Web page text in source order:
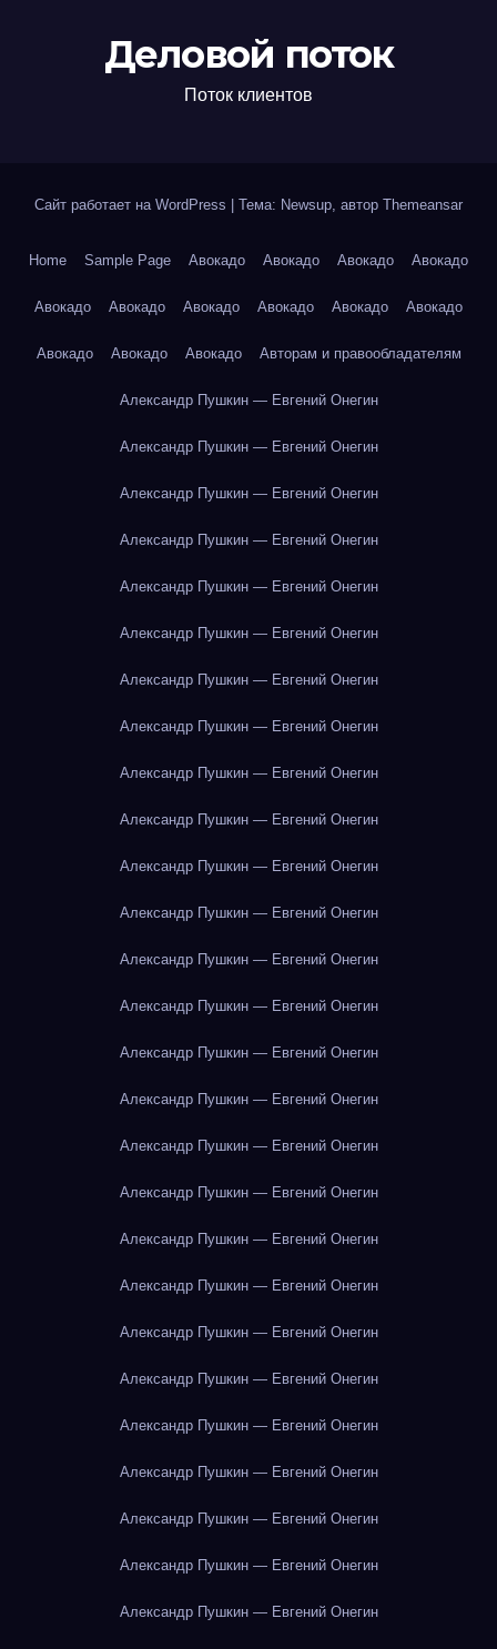
Деловой поток
Поток клиентов
Сайт работает на WordPress Тема: Newsup, автор Themeansar
Home Sample Page Авокадо Авокадо Авокадо Авокадо
Авокадо Авокадо Авокадо Авокадо Авокадо Авокадо
Авокадо Авокадо Авокадо Авторам и правообладателям
Александр Пушкин — Евгений Онегин
Александр Пушкин — Евгений Онегин
Александр Пушкин — Евгений Онегин
Александр Пушкин — Евгений Онегин
Александр Пушкин — Евгений Онегин
Александр Пушкин — Евгений Онегин
Александр Пушкин — Евгений Онегин
Александр Пушкин — Евгений Онегин
Александр Пушкин — Евгений Онегин
Александр Пушкин — Евгений Онегин
Александр Пушкин — Евгений Онегин
Александр Пушкин — Евгений Онегин
Александр Пушкин — Евгений Онегин
Александр Пушкин — Евгений Онегин
Александр Пушкин — Евгений Онегин
Александр Пушкин — Евгений Онегин
Александр Пушкин — Евгений Онегин
Александр Пушкин — Евгений Онегин
Александр Пушкин — Евгений Онегин
Александр Пушкин — Евгений Онегин
Александр Пушкин — Евгений Онегин
Александр Пушкин — Евгений Онегин
Александр Пушкин — Евгений Онегин
Александр Пушкин — Евгений Онегин
Александр Пушкин — Евгений Онегин
Александр Пушкин — Евгений Онегин
Александр Пушкин — Евгений Онегин